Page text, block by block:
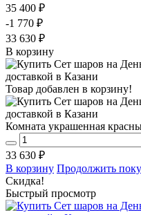
35 400 ₽
-1 770 ₽
33 630 ₽
В корзину
Товар добавлен в корзину!
Комната украшенная
33 630 ₽
В корзину Продолжить
Скидка!
Быстрый просмотр